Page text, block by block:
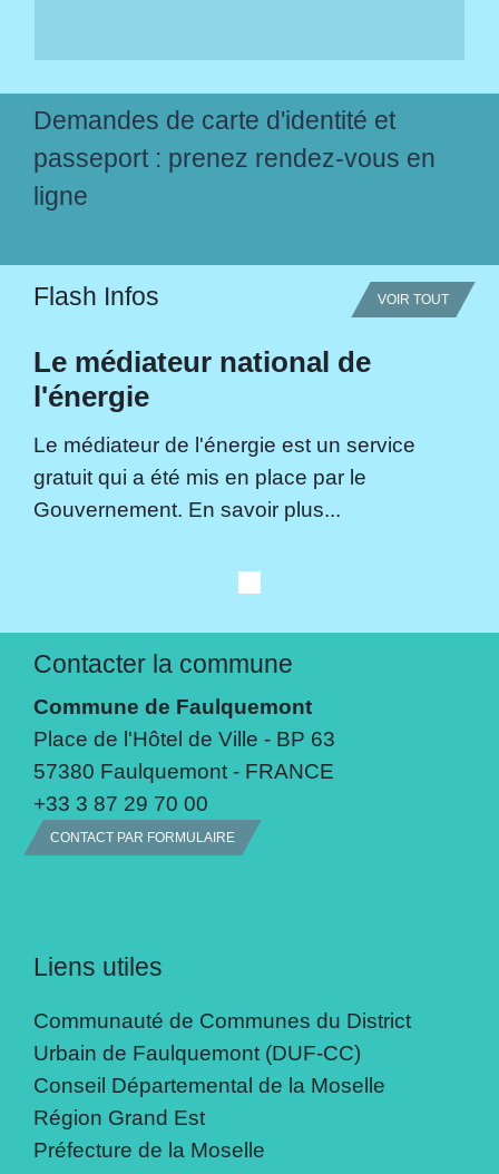
Demandes de carte d'identité et
passeport : prenez rendez-vous en
ligne
Flash Infos VOIR TOUT
Le médiateur national de
l'énergie
Le médiateur de l'énergie est un service
gratuit qui a été mis en place par le
Gouvernement. En savoir plus...
Contacter la commune
Commune de Faulquemont
Place de l'Hôtel de Ville - BP 63
57380 Faulquemont - FRANCE
+33 3 87 29 70 00
CONTACT PAR FORMULAIRE
Liens utiles
Communauté de Communes du District
Urbain de Faulquemont (DUF-CC)
Conseil Départemental de la Moselle
Région Grand Est
Préfecture de la Moselle